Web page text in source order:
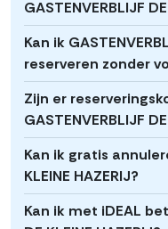
GASTENVERBLIJF
Kan ik
reserveren zonder
Zijn er
GASTENVERBLIJF
Kan ik gratis
KLEINE HAZERIJ?
Kan ik met iDEAL